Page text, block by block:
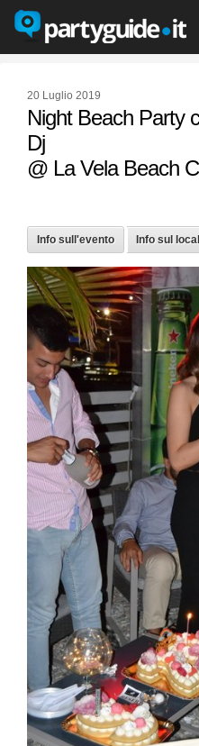
20 Luglio 2019
Night Beach Party
Dj
@ La Vela Beach
Info sull'evento Info sul